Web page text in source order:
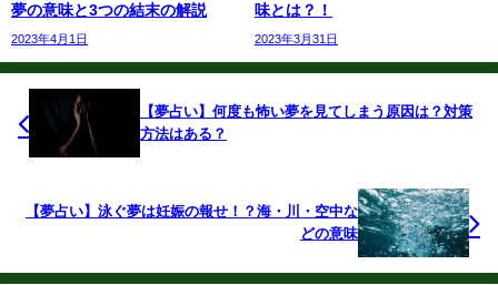
夢の意味と3つの結末の解説
2023年4月1日
味とは？！
2023年3月31日
【夢占い】何度も怖い夢を見てしまう原因は？対策
方法はある？
【夢占い】泳ぐ夢は妊娠の報せ！？海・川・空中な
どの意味